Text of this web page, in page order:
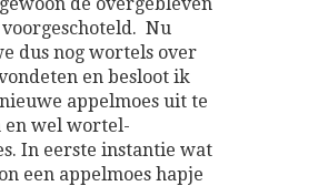
Nu
dus nog wortels over
en besloot ik
appelmoes uit te
en wel wortel-
In eerste instantie wat
een appelmoes hapje